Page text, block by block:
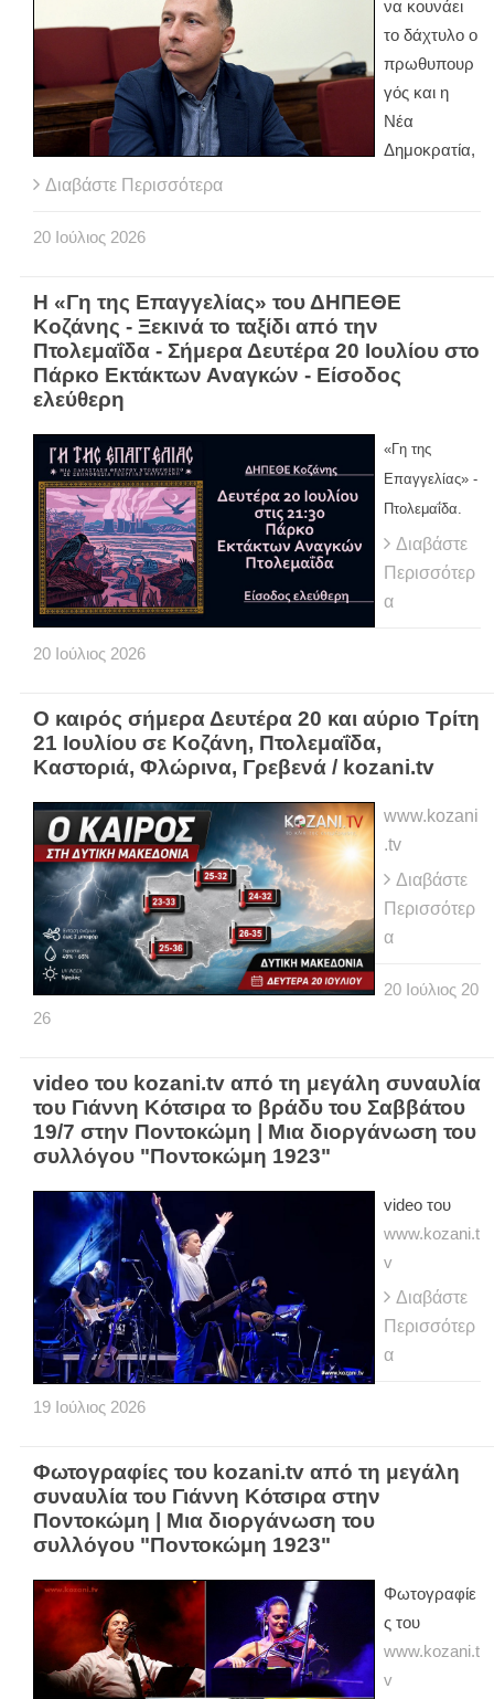
να κουνάει
το δάχτυλο ο
πρωθυπουρ
γός και η
Νέα
Δημοκρατία,
Διαβάστε Περισσότερα
20 Ιούλιος 2026
Η «Γη της Επαγγελίας» του ΔΗΠΕΘΕ
Κοζάνης - Ξεκινά το ταξίδι από την
Πτολεμαΐδα - Σήμερα Δευτέρα 20 Ιουλίου στο
Πάρκο Εκτάκτων Αναγκών - Είσοδος
ελεύθερη
«Γη της
Επαγγελίας» -
Πτολεμαΐδα.
Διαβάστε
Περισσότερ
α
20 Ιούλιος 2026
Ο καιρός σήμερα Δευτέρα 20 και αύριο Τρίτη
21 Ιουλίου σε Κοζάνη, Πτολεμαΐδα,
Καστοριά, Φλώρινα, Γρεβενά / kozani.tv
www.kozani
.tv
Διαβάστε
Περισσότερ
α
20 Ιούλιος 20
26
video του kozani.tv από τη μεγάλη συναυλία
του Γιάννη Κότσιρα το βράδυ του Σαββάτου
19/7 στην Ποντοκώμη | Μια διοργάνωση του
συλλόγου "Ποντοκώμη 1923"
video του
www.kozani.t
v
Διαβάστε
Περισσότερ
α
19 Ιούλιος 2026
Φωτογραφίες του kozani.tv από τη μεγάλη
συναυλία του Γιάννη Κότσιρα στην
Ποντοκώμη | Μια διοργάνωση του
συλλόγου "Ποντοκώμη 1923"
Φωτογραφίε
ς του
www.kozani.t
v